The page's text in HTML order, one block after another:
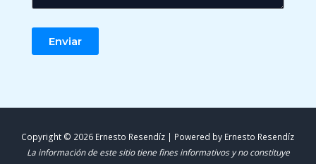
Enviar
Copyright © 2026 Ernesto Resendíz | Powered by Ernesto Resendíz
La información de este sitio tiene fines informativos y no constituye